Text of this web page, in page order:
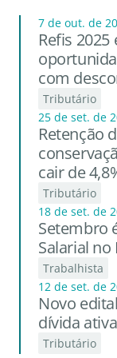
7 de out. de
Refis
com
Tributário
25 de set. de
Retenção
cair de
Tributário
18 de set. de
Setembro
Salarial no
Trabalhista
12 de set. de
Novo
dívida
Tributário